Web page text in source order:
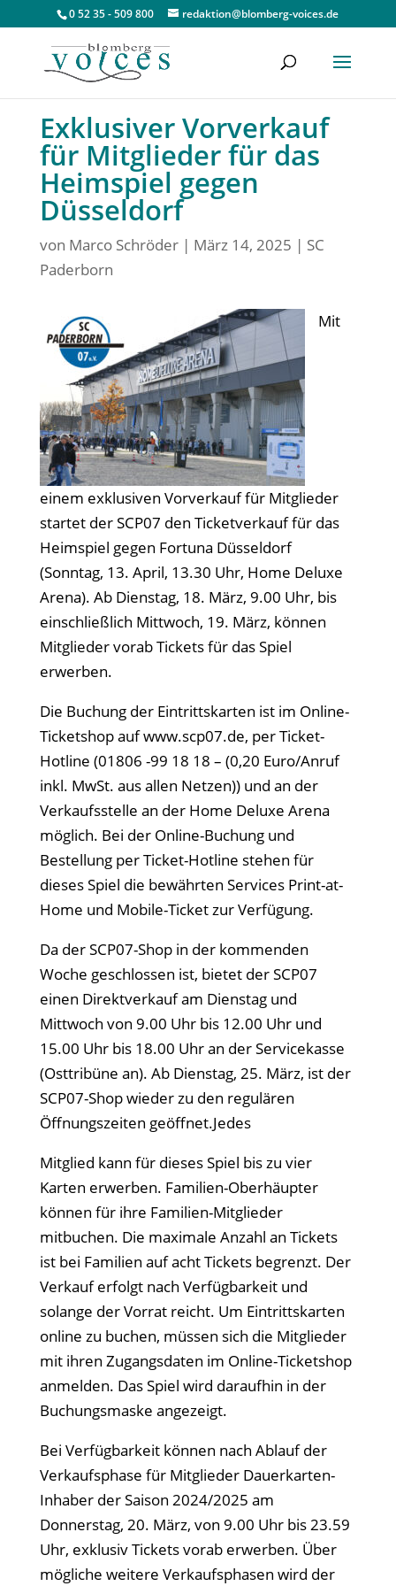
0 52 35 - 509 800 redaktion@blomberg-voices.de
Exklusiver Vorverkauf
für Mitglieder für das
Heimspiel gegen
Düsseldorf
von Marco Schröder| März 14, 2025 | SC
Paderborn
Mit
einem exklusiven Vorverkauf für Mitglieder
startet der SCP07 den Ticketverkauf für das
Heimspiel gegen Fortuna Düsseldorf
(Sonntag, 13. April, 13.30 Uhr, Home Deluxe
Arena). Ab Dienstag, 18. März, 9.00 Uhr, bis
einschließlich Mittwoch, 19. März, können
Mitglieder vorab Tickets für das Spiel
erwerben.
Die Buchung der Eintrittskarten ist im Online-
Ticketshop auf www.scp07.de, per Ticket-
Hotline (01806 -99 18 18 – (0,20 Euro/Anruf
inkl. MwSt. aus allen Netzen)) und an der
Verkaufsstelle an der Home Deluxe Arena
möglich. Bei der Online-Buchung und
Bestellung per Ticket-Hotline stehen für
dieses Spiel die bewährten Services Print-at-
Home und Mobile-Ticket zur Verfügung.
Da der SCP07-Shop in der kommenden
Woche geschlossen ist, bietet der SCP07
einen Direktverkauf am Dienstag und
Mittwoch von 9.00 Uhr bis 12.00 Uhr und
15.00 Uhr bis 18.00 Uhr an der Servicekasse
(Osttribüne an). Ab Dienstag, 25. März, ist der
SCP07-Shop wieder zu den regulären
Öffnungszeiten geöffnet.Jedes
Mitglied kann für dieses Spiel bis zu vier
Karten erwerben. Familien-Oberhäupter
können für ihre Familien-Mitglieder
mitbuchen. Die maximale Anzahl an Tickets
ist bei Familien auf acht Tickets begrenzt. Der
Verkauf erfolgt nach Verfügbarkeit und
solange der Vorrat reicht. Um Eintrittskarten
online zu buchen, müssen sich die Mitglieder
mit ihren Zugangsdaten im Online-Ticketshop
anmelden. Das Spiel wird daraufhin in der
Buchungsmaske angezeigt.
Bei Verfügbarkeit können nach Ablauf der
Verkaufsphase für Mitglieder Dauerkarten-
Inhaber der Saison 2024/2025 am
Donnerstag, 20. März, von 9.00 Uhr bis 23.59
Uhr, exklusiv Tickets vorab erwerben. Über
mögliche weitere Verkaufsphasen wird der